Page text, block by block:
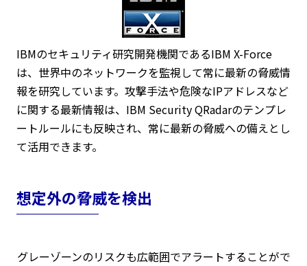
IBMのセキュリティ研究開発機関であるIBM X-Force
は、世界中のネットワークを監視して常に最新の脅威情
報を研究しています。攻撃手法や危険なIPアドレスなど
に関する最新情報は、IBM Security QRadarのテンプレ
ートルールにも反映され、常に最新の脅威への備えとし
て活用できます。
想定外の脅威を検出
グレーゾーンのリスクも広範囲でアラートすることがで